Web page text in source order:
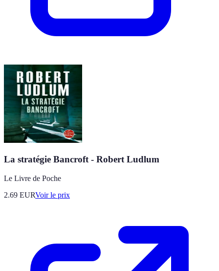
La stratégie Bancroft - Robert Ludlum
Le Livre de Poche
2.69 EURVoir le prix